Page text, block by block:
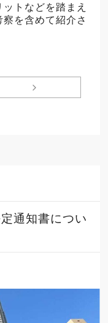
トなどを踏まえ
を含めて紹介さ
通知書につい